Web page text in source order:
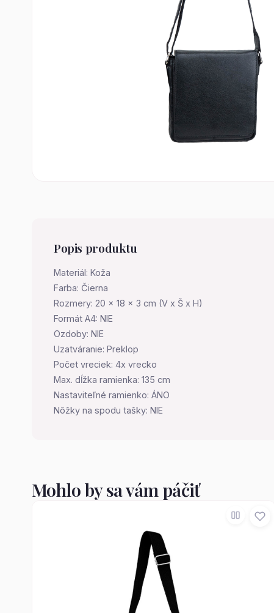
Popis produktu
Materiál: Koža
Farba: Čierna
Rozmery: 20 x 18 x 3 cm (V x Š x H)
Formát A4: NIE
Ozdoby: NIE
Uzatváranie: Preklop
Počet vreciek: 4x vrecko
Max. dĺžka ramienka: 135 cm
Nastaviteľné ramienko: ÁNO
Nôžky na spodu tašky: NIE
Mohlo by sa vám páčiť